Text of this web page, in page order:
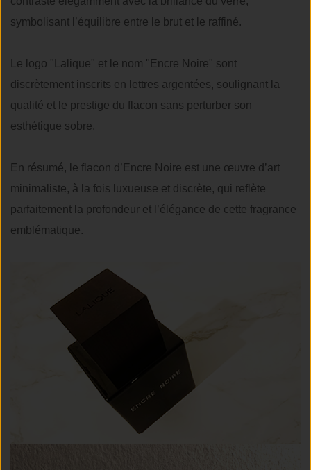
symbolisant l’équilibre entre le brut et le raffiné.
Le logo "Lalique" et le nom "Encre Noire" sont
discrètement inscrits en lettres argentées, soulignant la
qualité et le prestige du flacon sans perturber son
esthétique sobre.
En résumé, le flacon d’Encre Noire est une œuvre d’art
minimaliste, à la fois luxueuse et discrète, qui reflète
parfaitement la profondeur et l’élégance de cette fragrance
emblématique.